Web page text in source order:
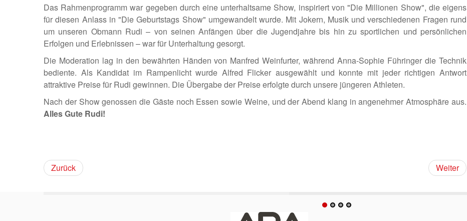
Das Rahmenprogramm war gegeben durch eine unterhaltsame Show, inspiriert von "Die Millionen Show", die eigens
für diesen Anlass in "Die Geburtstags Show" umgewandelt wurde. Mit Jokern, Musik und verschiedenen Fragen rund
um unseren Obmann Rudi – von seinen Anfängen über die Jugendjahre bis hin zu sportlichen und persönlichen
Erfolgen und Erlebnissen – war für Unterhaltung gesorgt.
Die Moderation lag in den bewährten Händen von Manfred Weinfurter, während Anna-Sophie Führinger die Technik
bediente. Als Kandidat im Rampenlicht wurde Alfred Flicker ausgewählt und konnte mit jeder richtigen Antwort
attraktive Preise für Rudi gewinnen. Die Übergabe der Preise erfolgte durch unsere jüngeren Athleten.
Nach der Show genossen die Gäste noch Essen sowie Weine, und der Abend klang in angenehmer Atmosphäre aus.
Alles Gute Rudi!
Zurück Weiter